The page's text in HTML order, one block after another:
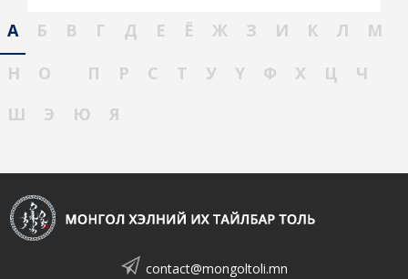
А Б В Г Д Е Ё Ж З И К Л
М
Н
О П Р С Т У Ү Ф Х Ц
Ч
Ш
Э Ю Я
contact@mongoltoli.mn